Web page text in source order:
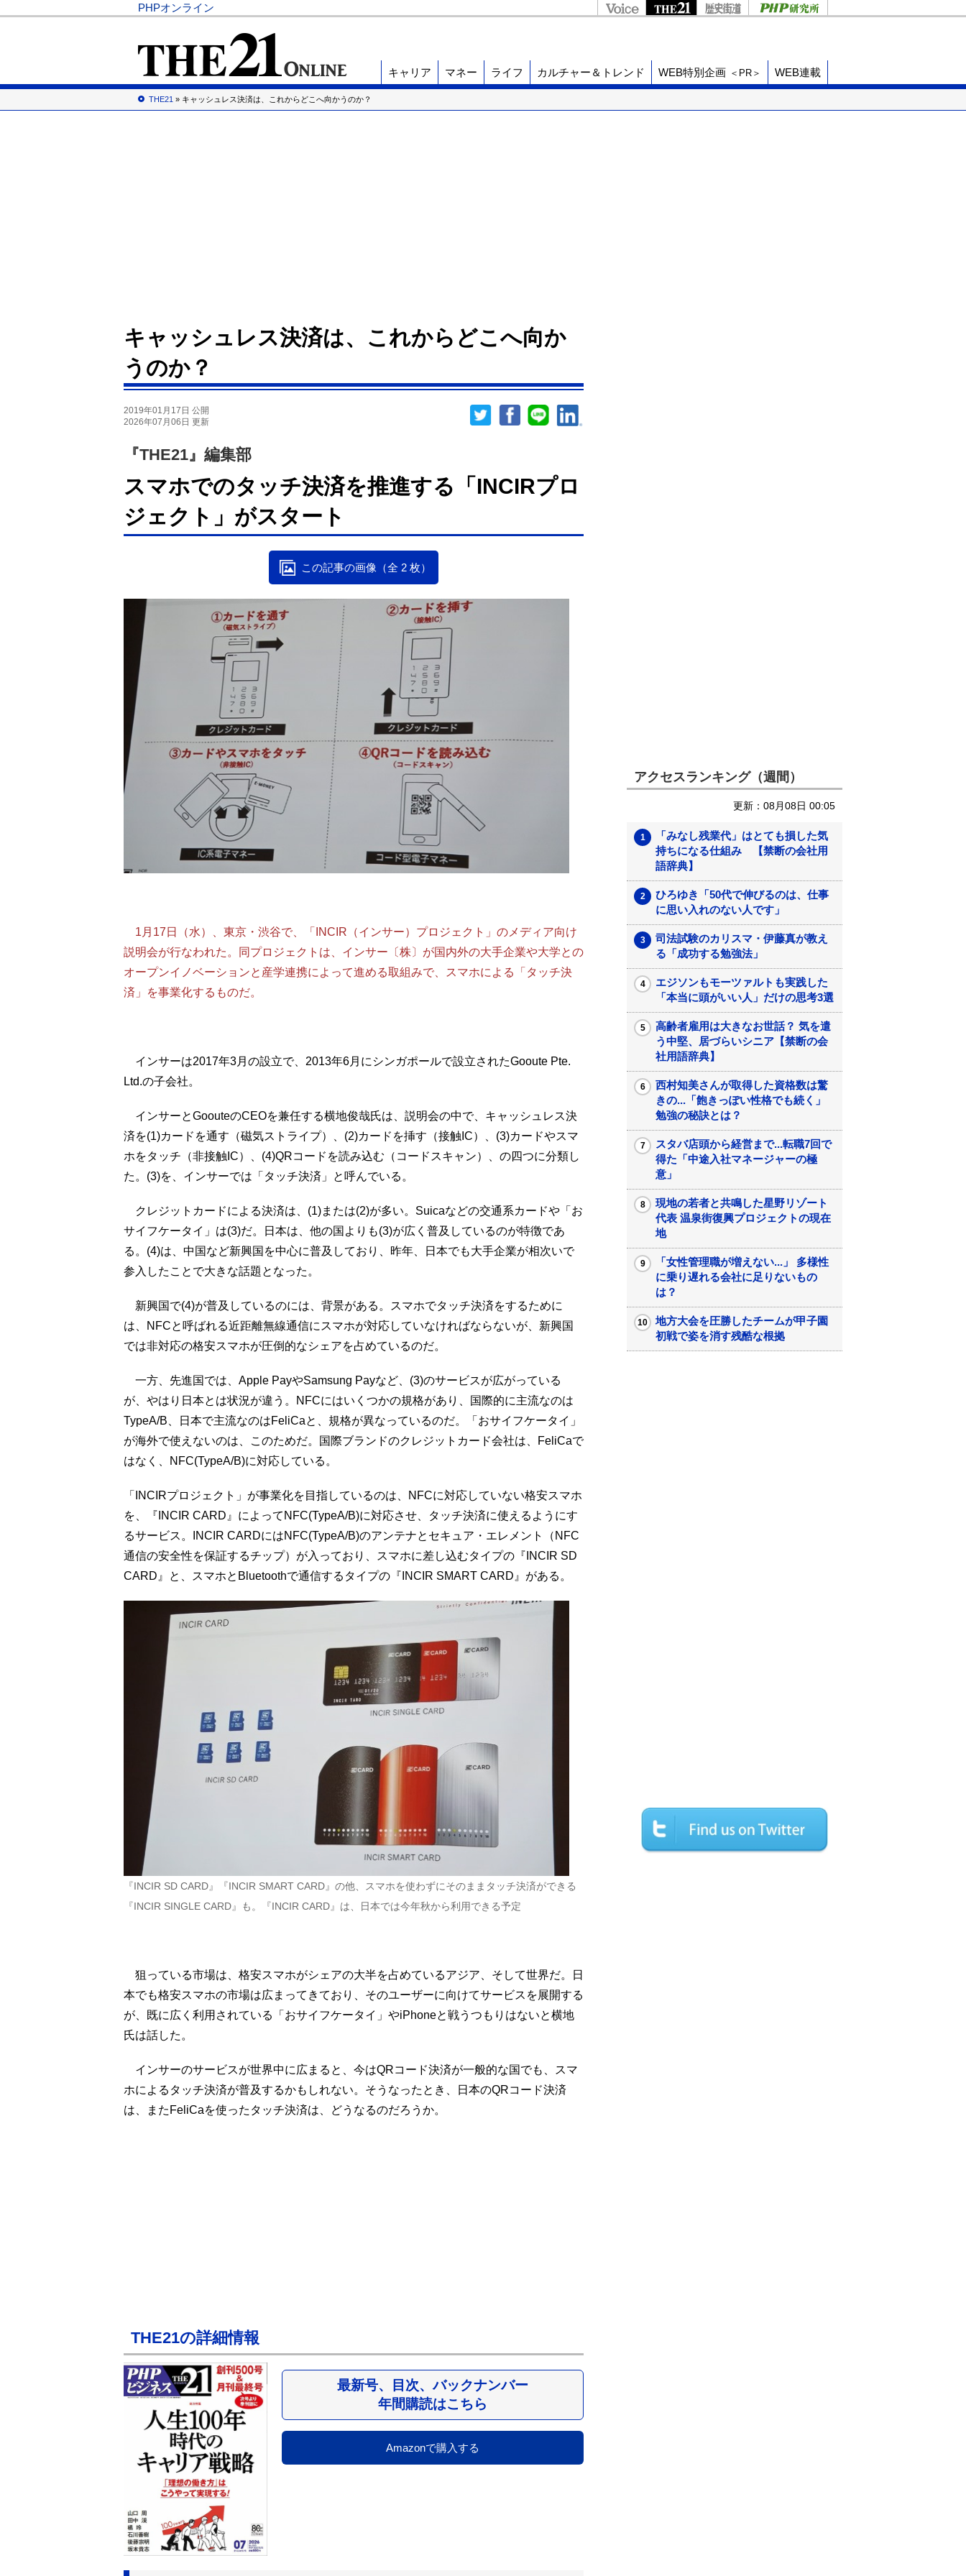
PHPオンライン
キャリア マネー ライフ カルチャー＆トレンド WEB特別企画 ＜PR＞ WEB連載
THE21 » キャッシュレス決済は、これからどこへ向かうのか？
キャッシュレス決済は、これからどこへ向か
うのか？
2019年01月17日 公開
2026年07月06日 更新
『THE21』編集部
スマホでのタッチ決済を推進する「INCIRプロ
ジェクト」がスタート
この記事の画像（全 2 枚）
1月17日（水）、東京・渋谷で、「INCIR（インサー）プロジェクト」のメディア向け
説明会が行なわれた。同プロジェクトは、インサー〔株〕が国内外の大手企業や大学との
オープンイノベーションと産学連携によって進める取組みで、スマホによる「タッチ決
済」を事業化するものだ。
インサーは2017年3月の設立で、2013年6月にシンガポールで設立されたGooute Pte.
Ltd.の子会社。
インサーとGoouteのCEOを兼任する横地俊哉氏は、説明会の中で、キャッシュレス決
済を(1)カードを通す（磁気ストライプ）、(2)カードを挿す（接触IC）、(3)カードやスマ
ホをタッチ（非接触IC）、(4)QRコードを読み込む（コードスキャン）、の四つに分類し
た。(3)を、インサーでは「タッチ決済」と呼んでいる。
クレジットカードによる決済は、(1)または(2)が多い。Suicaなどの交通系カードや「お
サイフケータイ」は(3)だ。日本は、他の国よりも(3)が広く普及しているのが特徴であ
る。(4)は、中国など新興国を中心に普及しており、昨年、日本でも大手企業が相次いで
参入したことで大きな話題となった。
新興国で(4)が普及しているのには、背景がある。スマホでタッチ決済をするために
は、NFCと呼ばれる近距離無線通信にスマホが対応していなければならないが、新興国
では非対応の格安スマホが圧倒的なシェアを占めているのだ。
一方、先進国では、Apple PayやSamsung Payなど、(3)のサービスが広がっている
が、やはり日本とは状況が違う。NFCにはいくつかの規格があり、国際的に主流なのは
TypeA/B、日本で主流なのはFeliCaと、規格が異なっているのだ。「おサイフケータイ」
が海外で使えないのは、このためだ。国際ブランドのクレジットカード会社は、FeliCaで
はなく、NFC(TypeA/B)に対応している。
「INCIRプロジェクト」が事業化を目指しているのは、NFCに対応していない格安スマホ
を、『INCIR CARD』によってNFC(TypeA/B)に対応させ、タッチ決済に使えるようにす
るサービス。INCIR CARDにはNFC(TypeA/B)のアンテナとセキュア・エレメント（NFC
通信の安全性を保証するチップ）が入っており、スマホに差し込むタイプの『INCIR SD
CARD』と、スマホとBluetoothで通信するタイプの『INCIR SMART CARD』がある。
『INCIR SD CARD』『INCIR SMART CARD』の他、スマホを使わずにそのままタッチ決済ができる
『INCIR SINGLE CARD』も。『INCIR CARD』は、日本では今年秋から利用できる予定
狙っている市場は、格安スマホがシェアの大半を占めているアジア、そして世界だ。日
本でも格安スマホの市場は広まってきており、そのユーザーに向けてサービスを展開する
が、既に広く利用されている「おサイフケータイ」やiPhoneと戦うつもりはないと横地
氏は話した。
インサーのサービスが世界中に広まると、今はQRコード決済が一般的な国でも、スマ
ホによるタッチ決済が普及するかもしれない。そうなったとき、日本のQRコード決済
は、またFeliCaを使ったタッチ決済は、どうなるのだろうか。
THE21の詳細情報
最新号、目次、バックナンバー
年間購読はこちら
Amazonで購入する
アクセスランキング（週間）
更新：08月08日 00:05
「みなし残業代」はとても損した気
持ちになる仕組み 【禁断の会社用
語辞典】
ひろゆき「50代で伸びるのは、仕事
に思い入れのない人です」
司法試験のカリスマ・伊藤真が教え
る「成功する勉強法」
エジソンもモーツァルトも実践した
「本当に頭がいい人」だけの思考3選
高齢者雇用は大きなお世話？ 気を遣
う中堅、居づらいシニア【禁断の会
社用語辞典】
西村知美さんが取得した資格数は驚
きの...「飽きっぽい性格でも続く」
勉強の秘訣とは？
スタバ店頭から経営まで...転職7回で
得た「中途入社マネージャーの極
意」
現地の若者と共鳴した星野リゾート
代表 温泉街復興プロジェクトの現在
地
「女性管理職が増えない...」 多様性
に乗り遅れる会社に足りないもの
は？
地方大会を圧勝したチームが甲子園
初戦で姿を消す残酷な根拠